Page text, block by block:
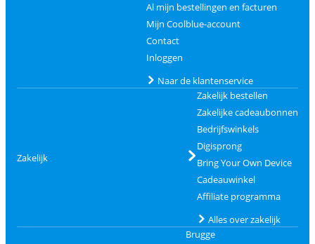
Al mijn bestellingen en facturen
Mijn Coolblue-account
Contact
Inloggen
Naar de klantenservice
Zakelijk
Zakelijk bestellen
Zakelijke cadeaubonnen
Bedrijfswinkels
Digisprong
Bring Your Own Device
Cadeauwinkel
Affiliate programma
Alles over zakelijk
Brugge